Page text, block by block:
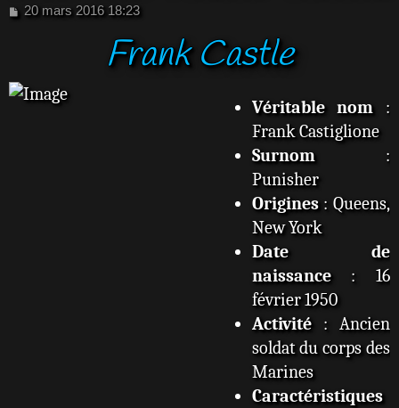
M
g
e
20 mars 2016 18:23
Frank Castle
Véritable nom :
Frank Castiglione
Surnom:
Punisher
Origines: Queens,
New York
Date de
naissance: 16
février 1950
Activité: Ancien
soldat du corps des
Marines
Caractéristiques